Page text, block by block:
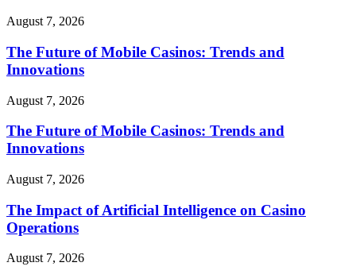
August 7, 2026
The Future of Mobile Casinos: Trends and
Innovations
August 7, 2026
The Future of Mobile Casinos: Trends and
Innovations
August 7, 2026
The Impact of Artificial Intelligence on Casino
Operations
August 7, 2026